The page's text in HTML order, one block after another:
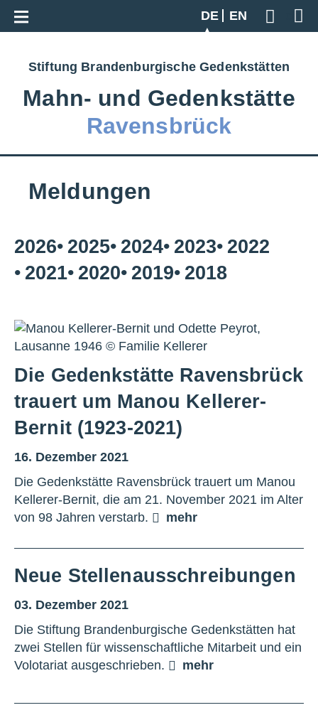
DE
EN
Geben
Zur Gesamtübersicht
Stiftung Brandenburgische Gedenkstätten
Mahn‑ und Gedenkstätte
Ravensbrück
Meldungen
2026 2025 2024 2023 2022
2021 2020 2019 2018
Die Gedenkstätte Ravensbrück
trauert um Manou Kellerer-
Bernit (1923-2021)
16. Dezember 2021
Die Gedenkstätte Ravensbrück trauert um Manou
Kellerer-Bernit, die am 21. November 2021 im Alter
von 98 Jahren verstarb.
mehr
Neue Stellenausschreibungen
03. Dezember 2021
Die Stiftung Brandenburgische Gedenkstätten hat
zwei Stellen für wissenschaftliche Mitarbeit und ein
Volotariat ausgeschrieben.
mehr